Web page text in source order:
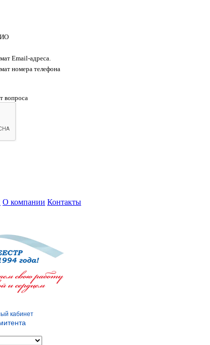
Email-адреса.
номера телефона
вопроса
О компании Контакты
кабинет